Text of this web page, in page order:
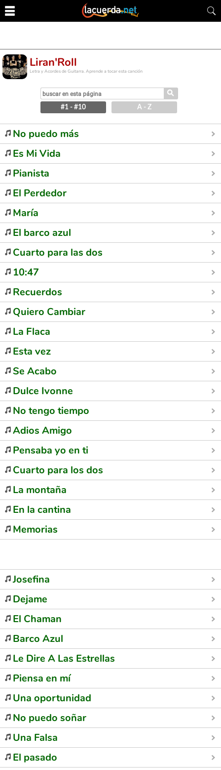
Liran'Roll
Letra y Acordes de Guitarra. Aprende a tocar esta canción
⚲
#1 - #10 A - Z
No puedo más
Es Mi Vida
Pianista
El Perdedor
María
El barco azul
Cuarto para las dos
10:47
Recuerdos
Quiero Cambiar
La Flaca
Esta vez
Se Acabo
Dulce Ivonne
No tengo tiempo
Adios Amigo
Pensaba yo en ti
Cuarto para los dos
La montaña
En la cantina
Memorias
Josefina
Dejame
El Chaman
Barco Azul
Le Dire A Las Estrellas
Piensa en mí
Una oportunidad
No puedo soñar
Una Falsa
El pasado